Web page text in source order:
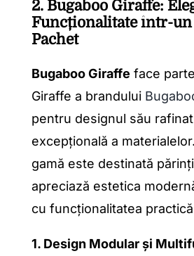
2. Bugaboo Giraffe:
Funcționalitate într-
Pachet
Bugaboo Giraffe face
Giraffe a brandului
pentru designul său
excepțională a
gamă este destinată
apreciază estetica
cu funcționalitatea
1. Design Modular și